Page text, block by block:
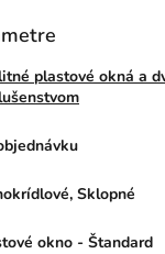
plastové okná a
Sklopné
okno - Štandard